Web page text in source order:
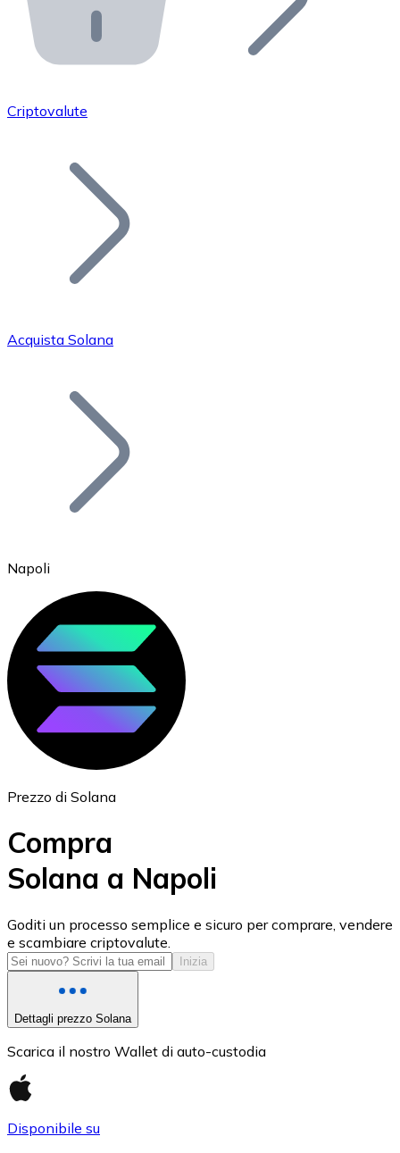
API Bitnovo
Integra la nostra API nel tuo ecosistema.
Unisciti alla nostra rete di rivenditori e
Aggiungi il token del tuo progetto al nostro servizio di
Bitcoin
ETH
USD Coin
USDC
Criptovalute
Acquista Solana
Napoli
Prezzo di Solana
Compra
Solana a Napoli
Goditi un processo semplice e sicuro per comprare, vendere
e scambiare criptovalute.
Inizia
Dettagli prezzo Solana
Scarica il nostro Wallet di auto-custodia
Disponibile su